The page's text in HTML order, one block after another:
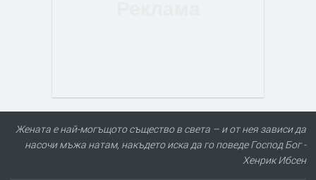
Жената е най-могъщото същество в света – и от нея зависи да
насочи мъжа натам, накъдето иска да го поведе Господ Бог -
Хенрик Ибсен